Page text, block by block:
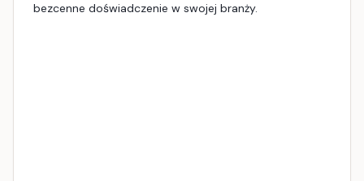
bezcenne doświadczenie w swojej branży.